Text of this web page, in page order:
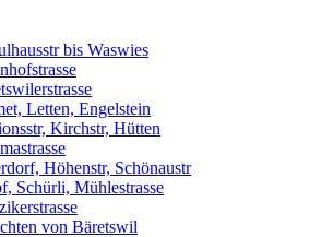
bis Waswies
Letten, Engelstein
Kirchstr, Hütten
Höhenstr, Schönaustr
Schürli, Mühlestrasse
von Bäretswil